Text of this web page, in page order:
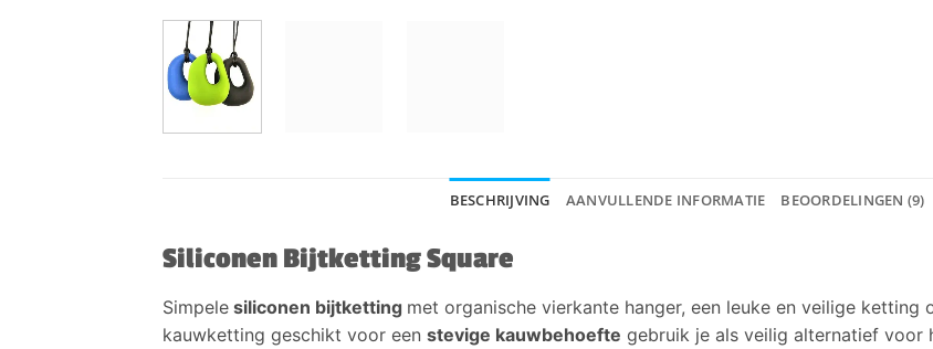
BESCHRIJVING AANVULLENDE INFORMATIE BEOORDELINGEN (9)
Siliconen Bijtketting Square
Simpele siliconen bijtketting met organische vierkante hanger, een leuke en veilige ketting
kauwketting geschikt voor een stevige kauwbehoefte gebruik je als veilig alternatief voor